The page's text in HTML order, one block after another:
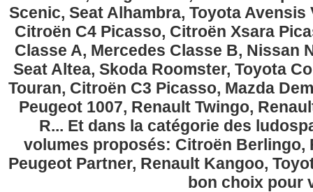
Scenic, Seat Alhambra, Toyota
Citroën C4 Picasso, Citroën Xsara
Classe A, Mercedes Classe B, Nissan
Seat Altea, Skoda Roomster, Toyota
Touran, Citroën C3 Picasso, Mazda
Peugeot 1007, Renault Twingo,
R... Et dans la catégorie des
volumes proposés: Citroën Berlingo,
Peugeot Partner, Renault Kangoo,
bon choix pour